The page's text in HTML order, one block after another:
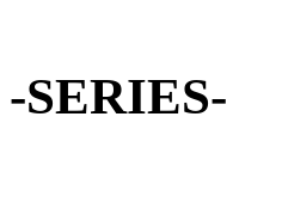
-SERIES-